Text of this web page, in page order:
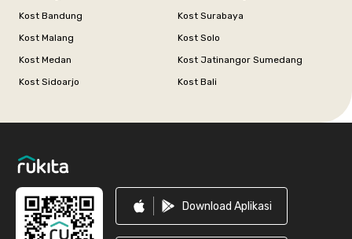
Kost Bandung
Kost Surabaya
Kost Malang
Kost Solo
Kost Medan
Kost Jatinangor Sumedang
Kost Sidoarjo
Kost Bali
Download Aplikasi